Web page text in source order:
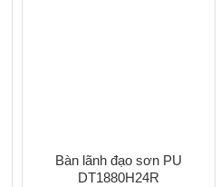
Bàn lãnh đạo sơn PU
DT1880H24R